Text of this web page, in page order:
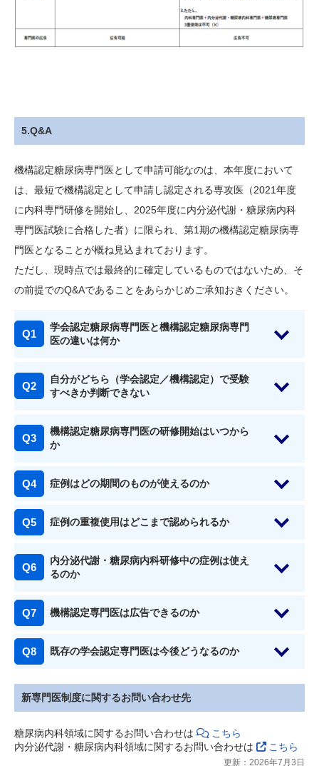
5.Q&A
機構認定糖尿病専門医として申請可能なのは、本年度において
は、最短で機構認定として申請し認定される専攻医（2021年度
に内科専門研修を開始し、2025年度に内分泌代謝・糖尿病内科
専門医試験に合格した者）に限られ、第1期の機構認定糖尿病専
門医となることが概ね見込まれております。
ただし、現時点では最終的に確定しているものではないため、そ
の前提でのQ&Aであることをあらかじめご承知おきください。
学会認定糖尿病専門医と機構認定糖尿病専門
医の違いは何か
自分がどちら（学会認定／機構認定）で受験
すべきか判断できない
機構認定糖尿病専門医の研修開始はいつから
か
症例はどの期間のものが使えるのか
症例の重複使用はどこまで認められるか
内分泌代謝・糖尿病内科研修中の症例は使え
るのか
機構認定専門医は広告できるのか
既存の学会認定専門医は今後どうなるのか
新専門医制度に関するお問い合わせ先
糖尿病内科領域に関するお問い合わせは
こちら
内分泌代謝・糖尿病内科領域に関するお問い合わせは
こちら
更新：2026年7月3日